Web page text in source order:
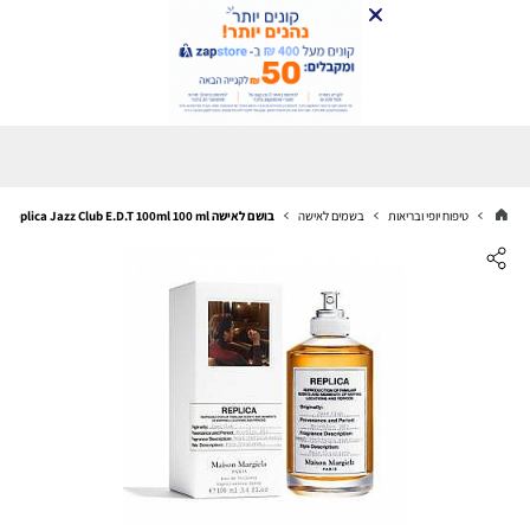
טיפוח יופי ובריאות בשמים לאישה בושם לאישה Maison Margiela Replica Jazz Club E.D.T 100ml 100 ml